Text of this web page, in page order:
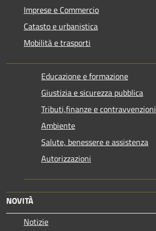
Imprese e Commercio
Catasto e urbanistica
Mobilità e trasporti
Educazione e formazione
Giustizia e sicurezza pubblica
Tributi,finanze e contravvenzioni
Ambiente
Salute, benessere e assistenza
Autorizzazioni
NOVITÀ
Notizie